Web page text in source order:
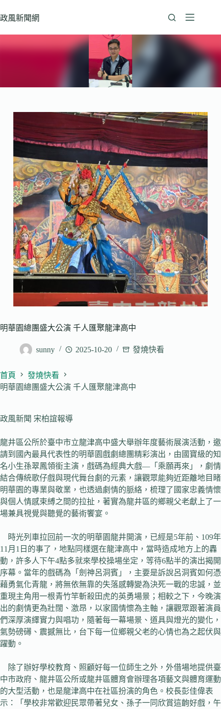
至
政風新聞網
明華園總團盛大公演 千人匯聚龍津高中
sunny 2025-10-20 發燒快看
首頁
發燒快看
明華園總團盛大公演 千人匯聚龍津高中
政風新聞 宋柏誼報導
龍井區公所於臺中市立龍津高中盛大舉辦年度藝術展演活動，邀
請到國內最具代表性的明華園戲劇總團精彩演出，由國寶級的知
名小生孫翠鳳領銜主演，戲碼為經典大戲—「乘願再來」，劇情
結合傳統歌仔戲與現代舞台劇的元素，讓觀眾能夠近距離地目睹
明華園的專業與敬業，也透過劇情的脈絡，梳理了國家忠義情懷
與個人情感束縛之間的拉扯，著實為龍井區的鄉親父老獻上了一
場兼具視覺與聽覺的藝術饗宴。
時光列車拉回前一次的明華園龍井開演，已經是5年前、109年
11月1日的事了，地點同樣選在龍津高中，當時造成地方上的轟
動，許多人下午4點多就來學校操場坐定，等待6點半的演出揭開
序幕。當年的戲碼為「劍神呂洞賓」，主要是訴說呂洞賓如何憑
藉勇氣化青龍，將無依無靠的失落感轉變為決死一戰的忠誠，並
重現主角用一根青竹竿斬殺田虎的英勇場景；相較之下，今晚演
出的劇情更為壯闊、激昂，以家國情懷為主軸，讓觀眾跟著演員
們深厚演繹實力與唱功，隨著每一幕場景、道具與燈光的變化，
氣勢磅礡、震撼無比，台下每一位鄉親父老的心情也為之起伏與
躍動。
除了辦好學校教育、照顧好每一位師生之外，外借場地提供臺
中市政府、龍井區公所或龍井區體育會辦理各項藝文與體育運動
的大型活動，也是龍津高中在社區扮演的角色。校長彭佳偉表
示：「學校非常歡迎民眾帶著兒女、孫子一同欣賞這齣好戲，午